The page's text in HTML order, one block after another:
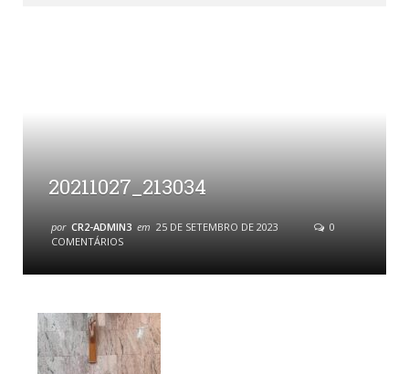
20211027_213034
por CR2-ADMIN3 em 25 DE SETEMBRO DE 2023
0
COMENTÁRIOS